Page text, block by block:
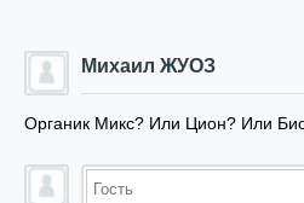
Михаил ЖУОЗ
Органик Микс? Или Цион? Или